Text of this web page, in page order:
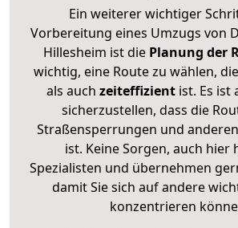
Ein weiterer wichtiger
Vorbereitung eines Umzugs von
Hillesheim ist die Planung der
wichtig, eine Route zu wählen,
als auch zeiteffizientist. Es ist
sicherzustellen, dass die
Straßensperrungen und
ist. Keine Sorgen, auch hier
Spezialisten und übernehmen
damit Sie sich auf andere
konzentrieren